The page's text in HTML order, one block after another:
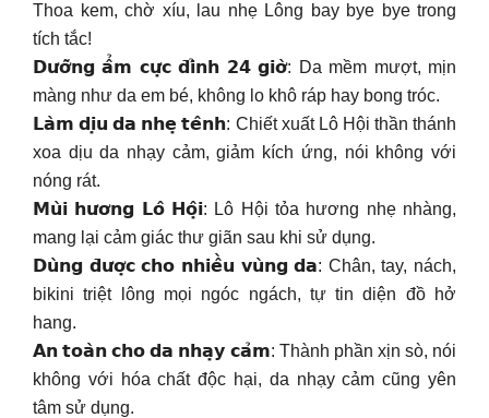
Thoa kem, chờ xíu, lau nhẹ Lông bay bye bye trong
tích tắc!
𝗗𝘂̛𝗼̛̃𝗻𝗴 𝗮̂̉𝗺 𝗰𝘂̛̣𝗰 𝗱̄𝗶̉𝗻𝗵 𝟮𝟰 𝗴𝗶𝗼̛̀: Da mềm mượt, mịn
màng như da em bé, không lo khô ráp hay bong tróc.
𝗟𝗮̀𝗺 𝗱𝗶̣𝘂 𝗱𝗮 𝗻𝗵𝗲̣ 𝘁𝗲̂𝗻𝗵: Chiết xuất Lô Hội thần thánh
xoa dịu da nhạy cảm, giảm kích ứng, nói không với
nóng rát.
𝗠𝘂̀𝗶 𝗵𝘂̛𝗼̛𝗻𝗴 𝗟𝗼̂ 𝗛𝗼̣̂𝗶: Lô Hội tỏa hương nhẹ nhàng,
mang lại cảm giác thư giãn sau khi sử dụng.
𝗗𝘂̀𝗻𝗴 𝗱̄𝘂̛𝗼̛̣𝗰 𝗰𝗵𝗼 𝗻𝗵𝗶𝗲̂̀𝘂 𝘃𝘂̀𝗻𝗴 𝗱𝗮: Chân, tay, nách,
bikini triệt lông mọi ngóc ngách, tự tin diện đồ hở
hang.
𝗔𝗻 𝘁𝗼𝗮̀𝗻 𝗰𝗵𝗼 𝗱𝗮 𝗻𝗵𝗮̣𝘆 𝗰𝗮̉𝗺: Thành phần xịn sò, nói
không với hóa chất độc hại, da nhạy cảm cũng yên
tâm sử dụng.